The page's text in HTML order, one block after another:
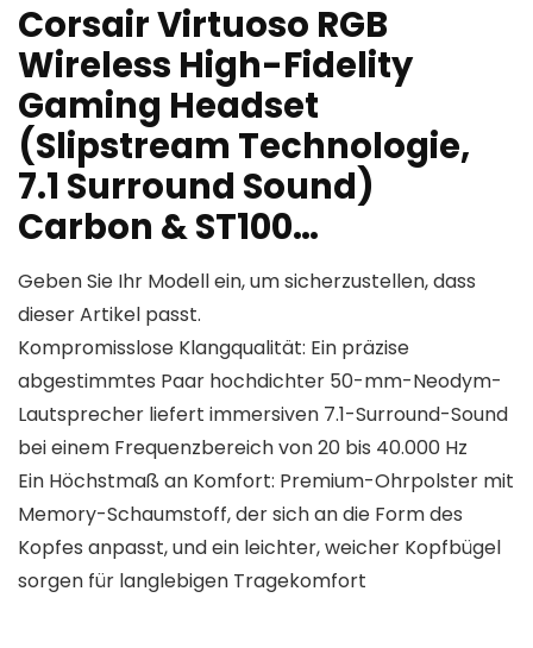
Corsair Virtuoso RGB
Wireless High-Fidelity
Gaming Headset
(Slipstream Technologie,
7.1 Surround Sound)
Carbon & ST100…
Geben Sie Ihr Modell ein, um sicherzustellen, dass
dieser Artikel passt.
Kompromisslose Klangqualität: Ein präzise
abgestimmtes Paar hochdichter 50-mm-Neodym-
Lautsprecher liefert immersiven 7.1-Surround-Sound
bei einem Frequenzbereich von 20 bis 40.000 Hz
Ein Höchstmaß an Komfort: Premium-Ohrpolster mit
Memory-Schaumstoff, der sich an die Form des
Kopfes anpasst, und ein leichter, weicher Kopfbügel
sorgen für langlebigen Tragekomfort